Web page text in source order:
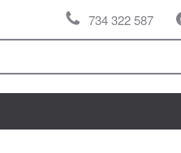
734 322 587